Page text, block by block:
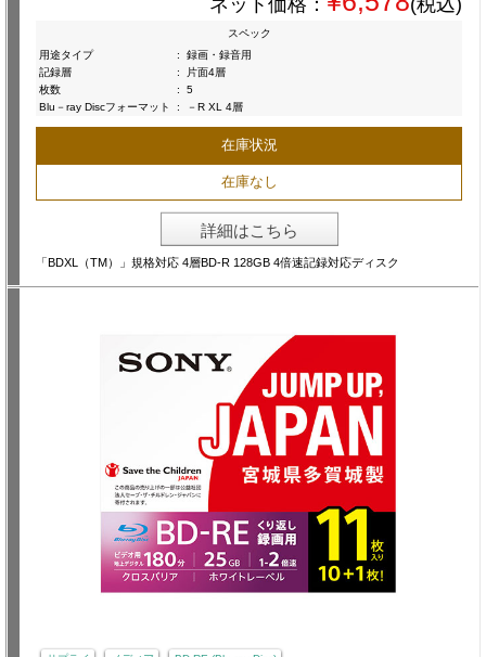
ネット価格： (税込)
スペック
用途タイプ
:
録画・録音用
記録層
:
片面4層
枚数
:
5
Blu－ray Discフォーマット
: －R XL 4層
在庫状況
在庫なし
詳細はこちら
「BDXL（TM）」規格対応 4層BD-R 128GB 4倍速記録対応ディスク